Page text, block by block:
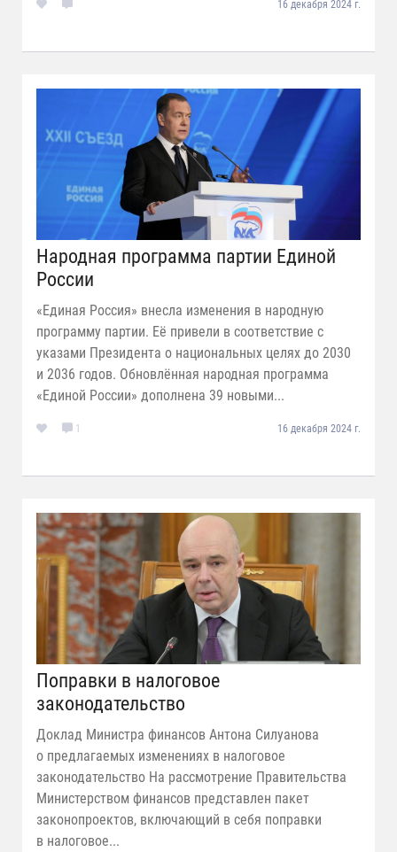
16 декабря 2024 г.
Народная программа партии Единой
России
«Единая Россия» внесла изменения в народную
программу партии. Её привели в соответствие с
указами Президента о национальных целях до 2030
и 2036 годов. Обновлённая народная программа
«Единой России» дополнена 39 новыми...
1 16 декабря 2024 г.
Поправки в налоговое
законодательство
Доклад Министра финансов Антона Силуанова
о предлагаемых изменениях в налоговое
законодательство На рассмотрение Правительства
Министерством финансов представлен пакет
законопроектов, включающий в себя поправки
в налоговое...